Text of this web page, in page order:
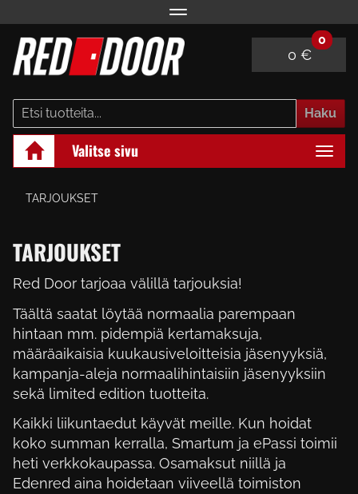
Navigaatio
0 €
0
Haku
Valitse sivu
TARJOUKSET
TARJOUKSET
Red Door tarjoaa välillä tarjouksia!
Täältä saatat löytää normaalia parempaan
hintaan mm. pidempiä kertamaksuja,
määräaikaisia kuukausiveloitteisia jäsenyyksiä,
kampanja-aleja normaalihintaisiin jäsenyyksiin
sekä limited edition tuotteita.
Kaikki liikuntaedut käyvät meille. Kun hoidat
koko summan kerralla, Smartum ja ePassi toimii
heti verkkokaupassa. Osamaksut niillä ja
Edenred aina hoidetaan viiveellä toimiston